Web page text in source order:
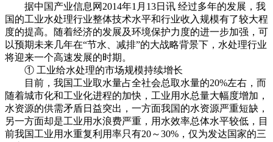
据中国产业信息网2014年1月13日讯 经过多年的发展，我
国的工业水处理行业整体技术水平和行业收入规模有了较大程
度的提高。随着经济的发展及环境保护力度的进一步加强，可
以预期未来几年在“节水、减排”的大战略背景下，水处理行业
将迎来一个高速发展的时期。
① 工业给水处理的市场规模持续增长
目前，我国工业取水量占全社会总取水量的20%左右，而
随着城市化和工业化进程的加快，工业用水总量大幅度增加，
水资源的供需矛盾日益突出，一方面我国的水资源严重短缺，
另一方面却是工业用水浪费严重，用水效率总体水平较低，目
前我国工业用水重复利用率只有20～30%，仅为发达国家的三